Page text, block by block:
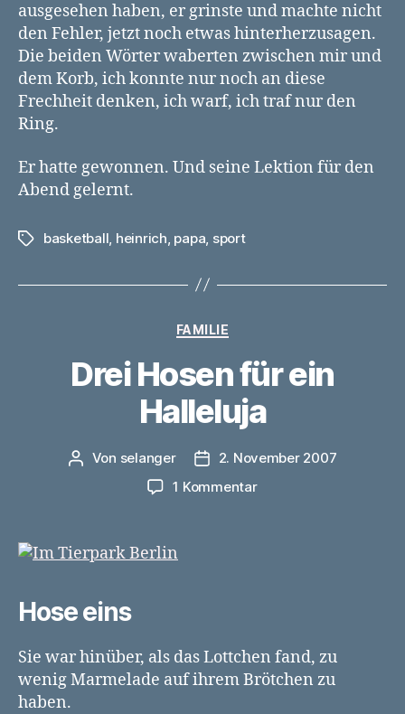
ausgesehen haben, er grinste und machte nicht
den Fehler, jetzt noch etwas hinterherzusagen.
Die beiden Wörter waberten zwischen mir und
dem Korb, ich konnte nur noch an diese
Frechheit denken, ich warf, ich traf nur den
Ring.
Er hatte gewonnen. Und seine Lektion für den
Abend gelernt.
Schlagwörter
basketball heinrich papa sport
Kategorien
FAMILIE
Drei Hosen für ein
Halleluja
Beitragsautor
Von selanger Veröffentlichungsdatum
2. November 2007
1 Kommentarzu
Hose eins
Sie war hinüber, als das Lottchen fand, zu
wenig Marmelade auf ihrem Brötchen zu
haben.